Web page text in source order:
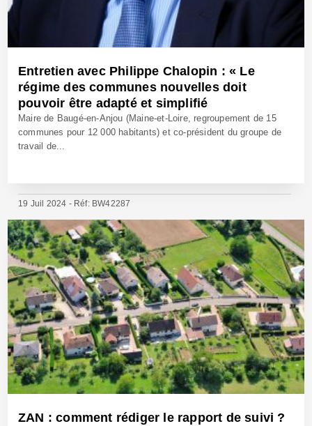
Entretien avec Philippe Chalopin : « Le
régime des communes nouvelles doit
pouvoir être adapté et simplifié
Maire de Baugé-en-Anjou (Maine-et-Loire, regroupement de 15
communes pour 12 000 habitants) et co-président du groupe de
travail de...
19 Juil 2024 - Réf: BW42287
ZAN : comment rédiger le rapport de suivi ?